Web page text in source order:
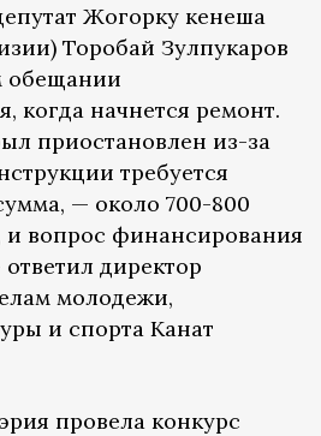
Жогорку кенеша
Торобай Зулпукаров
обещании
когда начнется ремонт.
приостановлен из-за
требуется
— около 700-800
вопрос финансирования
директор
молодежи,
и спорта Канат
провела конкурс